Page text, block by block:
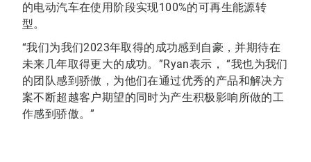
的电动汽车在使用阶段实现100%的可再生能源转
型。
“我们为我们2023年取得的成功感到自豪，并期待在
未来几年取得更大的成功。”Ryan表示， “我也为我们
的团队感到骄傲，为他们在通过优秀的产品和解决方
案不断超越客户期望的同时为产生积极影响所做的工
作感到骄傲。”